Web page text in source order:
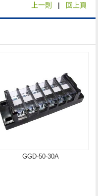
上一則 | 回上頁
GGD-50-30A